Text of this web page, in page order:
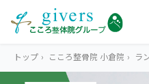
トップ › こころ整骨院 小倉院 › ラ